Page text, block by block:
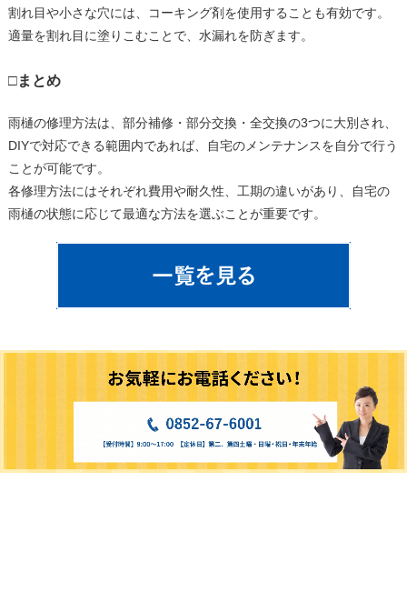
割れ目や小さな穴には、コーキング剤を使用することも有効です。
適量を割れ目に塗りこむことで、水漏れを防ぎます。
□まとめ
雨樋の修理方法は、部分補修・部分交換・全交換の3つに大別され、
DIYで対応できる範囲内であれば、自宅のメンテナンスを自分で行う
ことが可能です。
各修理方法にはそれぞれ費用や耐久性、工期の違いがあり、自宅の
雨樋の状態に応じて最適な方法を選ぶことが重要です。